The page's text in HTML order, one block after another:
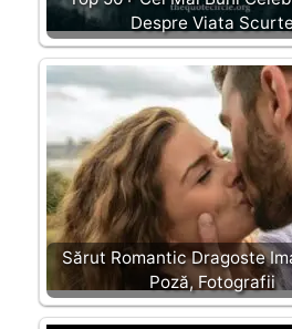
Despre Viata Scurte
Sărut Romantic Dragoste
Poză, Fotografii